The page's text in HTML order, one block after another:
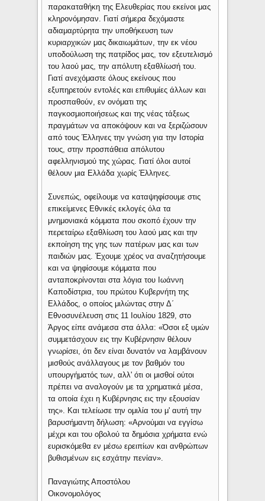
παρακαταθήκη της Ελευθερίας που εκείνοι μας
κληρονόμησαν. Γιατί σήμερα δεχόμαστε
αδιαμαρτύρητα την υποθήκευση των
κυριαρχικών μας δικαιωμάτων, την εκ νέου
υποδούλωση της πατρίδος μας, τον εξευτελισμό
του λαού μας, την απόλυτη εξαθλίωσή του.
Γιατί ανεχόμαστε όλους εκείνους που
εξυπηρετούν εντολές και επιθυμίες άλλων και
προσπαθούν, εν ονόματι της
παγκοσμιοποιήσεως και της νέας τάξεως
πραγμάτων να αποκόψουν και να ξεριζώσουν
από τους Έλληνες την γνώση για την Ιστορία
τους, στην προσπάθεια απόλυτου
αφελληνισμού της χώρας. Γιατί όλοι αυτοί
θέλουν μια Ελλάδα χωρίς Έλληνες.
Συνεπώς, οφείλουμε να καταψηφίσουμε στις
επικείμενες Εθνικές εκλογές όλα τα
μνημονιακά κόμματα που σκοπό έχουν την
περεταίρω εξαθλίωση του λαού μας και την
εκποίηση της γης των πατέρων μας και των
παιδιών μας. Έχουμε χρέος να αναζητήσουμε
και να ψηφίσουμε κόμματα που
ανταποκρίνονται στα λόγια του Ιωάννη
Καποδίστρια, του πρώτου Κυβερνήτη της
Ελλάδος, ο οποίος μιλώντας στην Δ΄
Εθνοσυνέλευση στις 11 Ιουλίου 1829, στο
Άργος είπε ανάμεσα στα άλλα: «Όσοι εξ υμών
συμμετάσχουν εις την Κυβέρνησιν θέλουν
γνωρίσει, ότι δεν είναι δυνατόν να λαμβάνουν
μισθούς ανάλλαγους με τον βαθμόν του
υπουργήματός των, αλλ' ότι οι μισθοί ούτοι
πρέπει να αναλογούν με τα χρηματικά μέσα,
τα οποία έχει η Κυβέρνησις εις την εξουσίαν
της». Και τελείωσε την ομιλία του μ' αυτή την
βαρυσήμαντη δήλωση: «Αρνούμαι να εγγίσω
μέχρι και του οβολού τα δημόσια χρήματα ενώ
ευρισκόμεθα εν μέσω ερειπίων και ανθρώπων
βυθισμένων εις εσχάτην πενίαν».
Παναγιώτης Αποστόλου
Οικονομολόγος